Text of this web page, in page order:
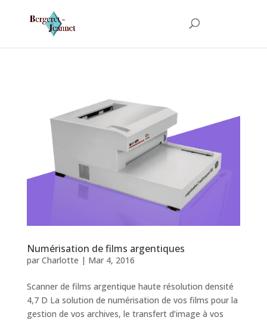
Numérisation de films argentiques
par Charlotte | Mar 4, 2016
Scanner de films argentique haute résolution densité
4,7 D La solution de numérisation de vos films pour la
gestion de vos archives, le transfert d’image à vos